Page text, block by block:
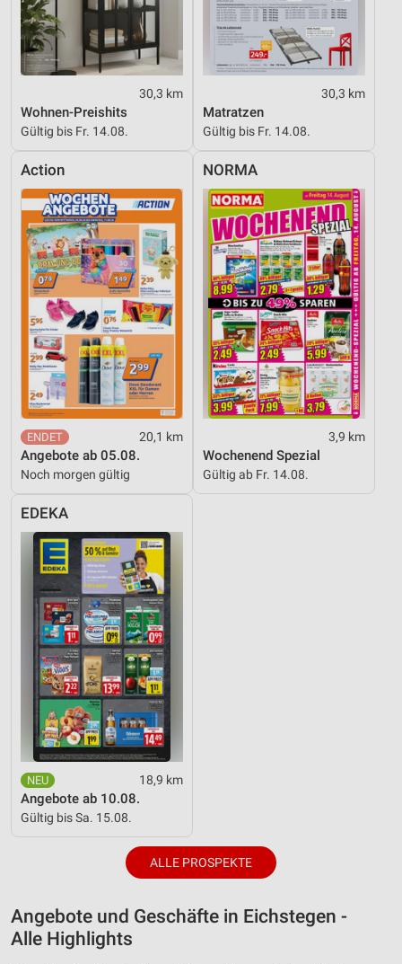
30,3 km
Wohnen-Preishits
Gültig bis Fr. 14.08.
30,3 km
Matratzen
Gültig bis Fr. 14.08.
Action
20,1 km
Angebote ab 05.08.
Noch morgen gültig
NORMA
3,9 km
Wochenend Spezial
Gültig ab Fr. 14.08.
EDEKA
18,9 km
Angebote ab 10.08.
Gültig bis Sa. 15.08.
ALLE PROSPEKTE
Angebote und Geschäfte in Eichstegen -
Alle Highlights
Notwendig
Performance
Werbung